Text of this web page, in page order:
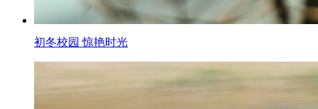
初冬校园 惊艳时光